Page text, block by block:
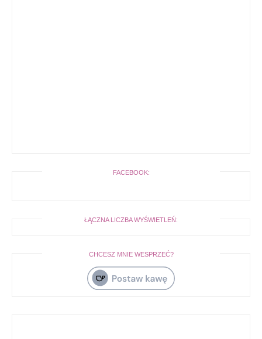
FACEBOOK:
ŁĄCZNA LICZBA WYŚWIETLEŃ:
CHCESZ MNIE WESPRZEĆ?